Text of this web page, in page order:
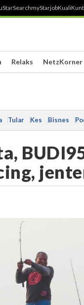
StarSearchmyStarjobKuali
Relaks NetzKorner
Tular Kes Bisnes